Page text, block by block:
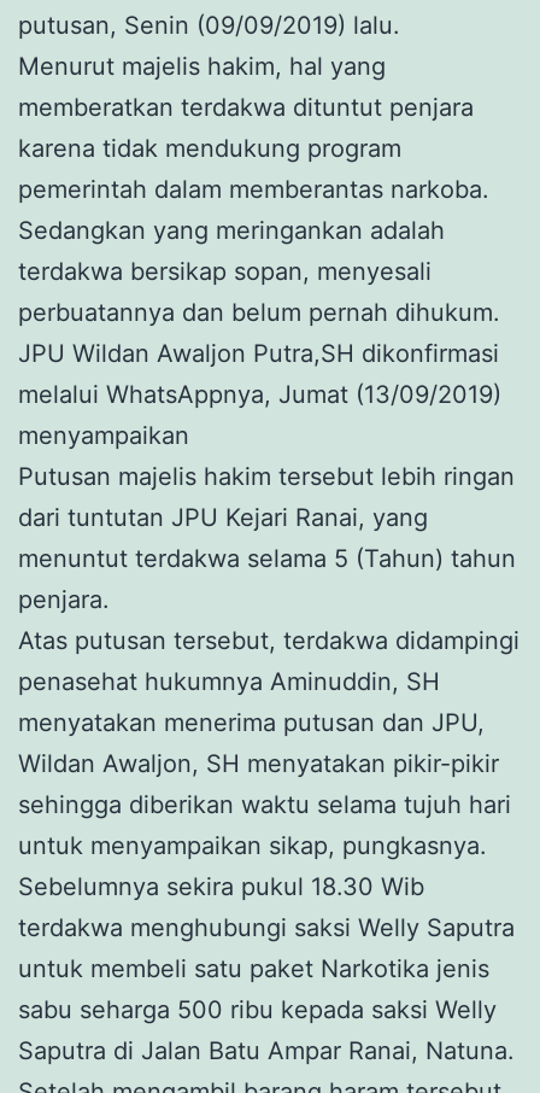
putusan, Senin (09/09/2019) lalu.
Menurut majelis hakim, hal yang
memberatkan terdakwa dituntut penjara
karena tidak mendukung program
pemerintah dalam memberantas narkoba.
Sedangkan yang meringankan adalah
terdakwa bersikap sopan, menyesali
perbuatannya dan belum pernah dihukum.
JPU Wildan Awaljon Putra,SH dikonfirmasi
melalui WhatsAppnya, Jumat (13/09/2019)
menyampaikan
Putusan majelis hakim tersebut lebih ringan
dari tuntutan JPU Kejari Ranai, yang
menuntut terdakwa selama 5 (Tahun) tahun
penjara.
Atas putusan tersebut, terdakwa didampingi
penasehat hukumnya Aminuddin, SH
menyatakan menerima putusan dan JPU,
Wildan Awaljon, SH menyatakan pikir-pikir
sehingga diberikan waktu selama tujuh hari
untuk menyampaikan sikap, pungkasnya.
Sebelumnya sekira pukul 18.30 Wib
terdakwa menghubungi saksi Welly Saputra
untuk membeli satu paket Narkotika jenis
sabu seharga 500 ribu kepada saksi Welly
Saputra di Jalan Batu Ampar Ranai, Natuna.